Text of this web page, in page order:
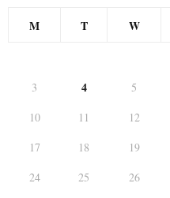
M T W
3
4 5
10
11 12
17
18 19
24
25 26